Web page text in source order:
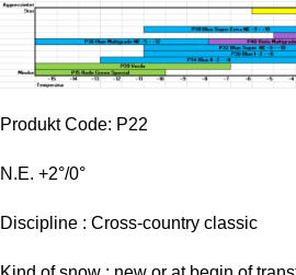
Produkt Code: P22
N.E. +2°/0°
Discipline : Cross-country classic